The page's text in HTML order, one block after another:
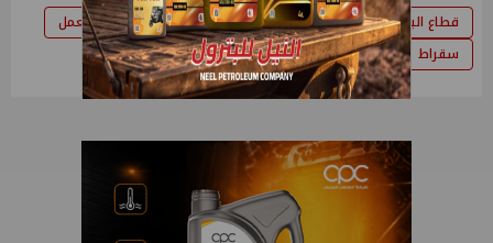
قطاع البترول كريم بدوى وزارة البترول البترول
العمل
سقراط